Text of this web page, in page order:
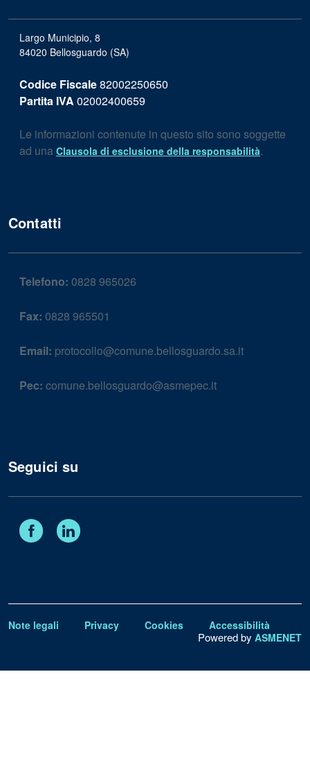
Largo Municipio, 8
84020 Bellosguardo (SA)
Codice Fiscale82002250650
Partita IVA 02002400659
Le informazioni contenute in questo sito sono soggette
ad una Clausola di esclusione della responsabilità.
Contatti
Telefono: 0828 965026
Fax: 0828 965501
Email: protocollo@comune.bellosguardo.sa.it
Pec: comune.bellosguardo@asmepec.it
Seguici su
Facebook
Note legali Privacy Cookies Accessibilità
Powered by ASMENET